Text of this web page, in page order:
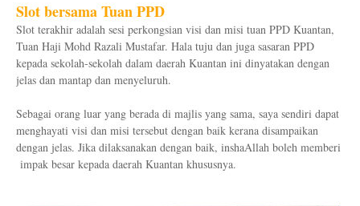
Slot bersama Tuan PPD
Slot terakhir adalah sesi perkongsian visi dan misi tuan PPD Kuantan,
Tuan Haji Mohd Razali Mustafar. Hala tuju dan juga sasaran PPD
kepada sekolah-sekolah dalam daerah Kuantan ini dinyatakan dengan
jelas dan mantap dan menyeluruh.
Sebagai orang luar yang berada di majlis yang sama, saya sendiri dapat
menghayati visi dan misi tersebut dengan baik kerana disampaikan
dengan jelas. Jika dilaksanakan dengan baik, inshaAllah boleh memberi
impak besar kepada daerah Kuantan khususnya.